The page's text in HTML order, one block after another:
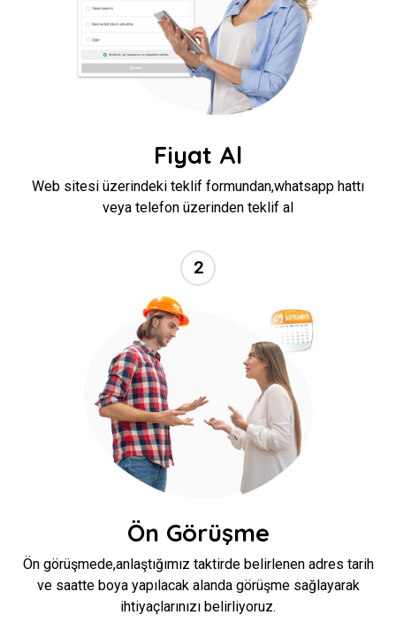
Fiyat Al
Web sitesi üzerindeki teklif formundan,whatsapp hattı
veya telefon üzerinden teklif al
//
2
Ön Görüşme
Ön görüşmede,anlaştığımız taktirde belirlenen adres tarih
ve saatte boya yapılacak alanda görüşme sağlayarak
ihtiyaçlarınızı belirliyoruz.